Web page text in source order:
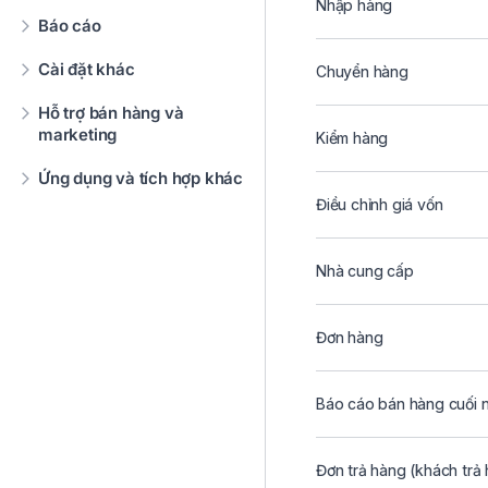
Báo cáo
Cài đặt khác
Hỗ trợ bán hàng và
marketing
Ứng dụng và tích hợp khác
Nhập hàng
Chuyển hàng
Kiểm hàng
Điều chỉnh giá vốn
Nhà cung cấp
Đơn hàng
Báo cáo bán hàng cuối
Đơn trả hàng (khách trả